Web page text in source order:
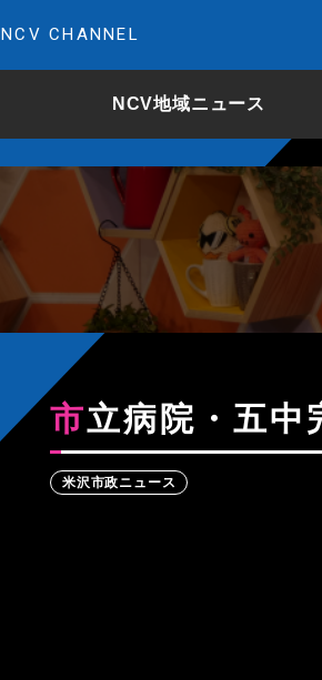
NCV CHANNEL
NCV地域ニュース
市立病院・五
米沢市政ニュース